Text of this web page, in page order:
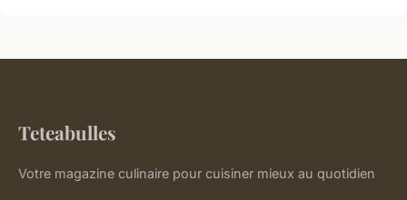
Teteabulles
Votre magazine culinaire pour cuisiner mieux au quotidien